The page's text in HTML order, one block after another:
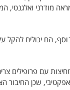
מודרני ואלגנטי,
הם יכולים
עם פרופילים
שכן